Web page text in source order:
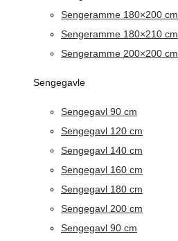
Sengeramme 180×200 cm
Sengeramme 180×210 cm
Sengeramme 200×200 cm
Sengegavle
Sengegavl 90 cm
Sengegavl 120 cm
Sengegavl 140 cm
Sengegavl 160 cm
Sengegavl 180 cm
Sengegavl 200 cm
Sengegavl 90 cm